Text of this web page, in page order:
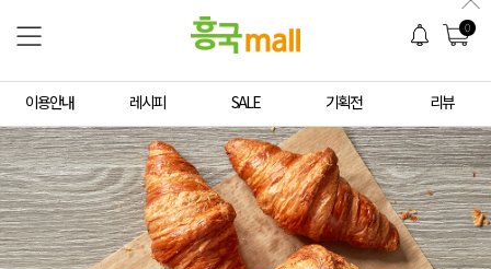
0
이용안내 레시피 SALE 기획전 리뷰